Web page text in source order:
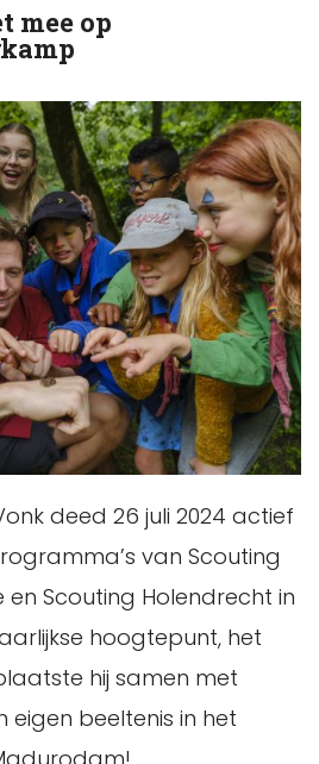
mee op
deed 26 juli 2024 actief
van Scouting
en Scouting Holendrecht in
hoogtepunt, het
hij samen met
eigen beeltenis in het